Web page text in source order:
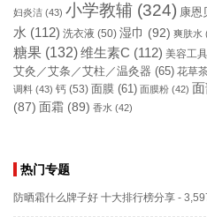
妇炎洁 (43) 小学教辅 (324) 康恩
水 (112) 洗衣液 (50) 湿巾 (92) 爽肤水
糖果 (132)维生素C (112) 美容工具
艾灸／艾条／艾柱／温灸器 (65) 花草
调料 (43) 钙 (53) 面膜 (61) 面膜粉 (42)
(87) 面霜 (89) 香水 (42)
热门专题
防晒霜什么牌子好 十大排行榜分享 -